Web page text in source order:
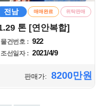
전남 매매완료 위탁판매
톤 [연안복합]
물건번호 : 922
조선일자 : 2021/4/9
판매가: 8200만원